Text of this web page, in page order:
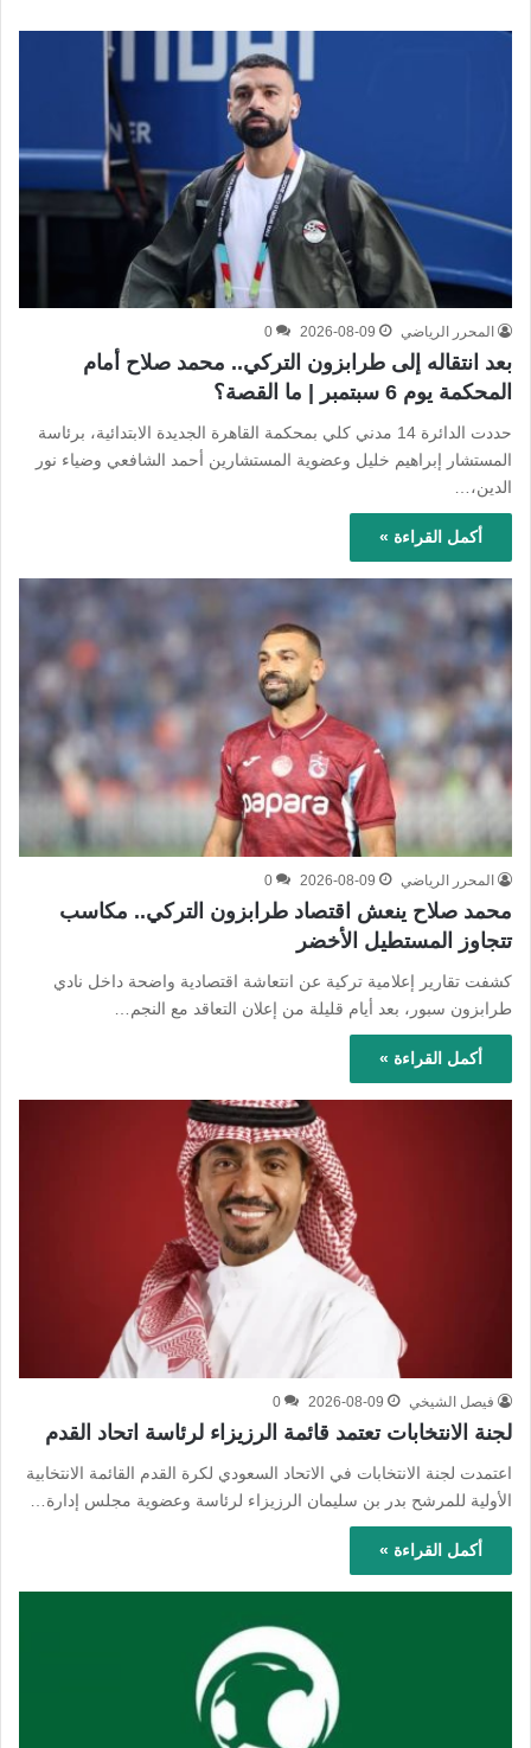
المحرر الرياضي 2026-08-09
0
بعد انتقاله إلى طرابزون التركي.. محمد صلاح أمام
المحكمة يوم 6 سبتمبر | ما القصة؟
حددت الدائرة 14 مدني كلي بمحكمة القاهرة الجديدة الابتدائية، برئاسة
المستشار إبراهيم خليل وعضوية المستشارين أحمد الشافعي وضياء نور
الدين،…
أكمل القراءة »
المحرر الرياضي 2026-08-09
0
محمد صلاح ينعش اقتصاد طرابزون التركي.. مكاسب
تتجاوز المستطيل الأخضر
كشفت تقارير إعلامية تركية عن انتعاشة اقتصادية واضحة داخل نادي
طرابزون سبور، بعد أيام قليلة من إعلان التعاقد مع النجم…
أكمل القراءة »
فيصل الشيخي 2026-08-09
0
لجنة الانتخابات تعتمد قائمة الرزيزاء لرئاسة اتحاد القدم
اعتمدت لجنة الانتخابات في الاتحاد السعودي لكرة القدم القائمة الانتخابية
الأولية للمرشح بدر بن سليمان الرزيزاء لرئاسة وعضوية مجلس إدارة…
أكمل القراءة »